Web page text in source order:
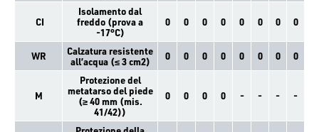
CI
Isolamento dal
freddo (prova a
-17°C)
0 0 0 0 0 0 0 0
WR
Calzatura resistente
all’acqua (≤ 3 cm2)
0 0 0 0 0 0 0 0
M
Protezione del
metatarso del piede
(≥ 40 mm (mis.
41/42))
0 0 0 0 - - - -